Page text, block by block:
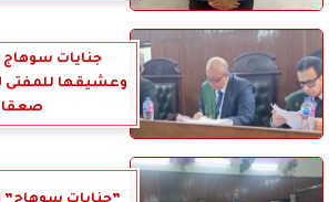
جنايات سوهاج
وعشيقها للمفتى
صعقا